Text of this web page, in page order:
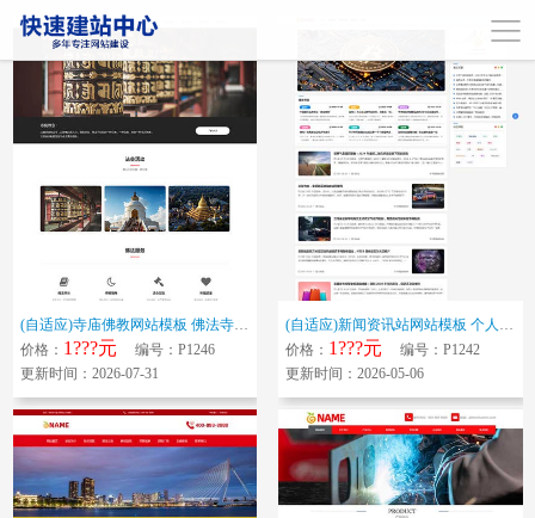
(自适应)寺庙佛教网站模板 佛法寺庙网站源码下载
价格： 1???元 编号：P1246
更新时间：2026-07-31
(自适应)新闻资讯站网站模板 个人博客带评论网站源码下载
价格： 1???元 编号：P1242
更新时间：2026-05-06